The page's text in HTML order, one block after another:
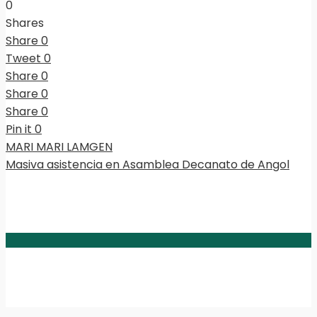
0
Shares
Share0
Tweet 0
Share0
Share0
Share0
Pin it 0
MARI MARI LAMGEN
Masiva asistencia en Asamblea Decanato de Angol